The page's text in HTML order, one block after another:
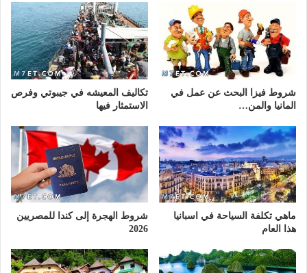
شروط فيزا البحث عن عمل في
المانيا والمن…
تكاليف المعيشه في جيبوتي وفرص
الاستمثار فيها
ماهي تكلفة السياحة في اسبانيا
هذا العام
شروط الهجرة إلى كندا للمصريين
2026